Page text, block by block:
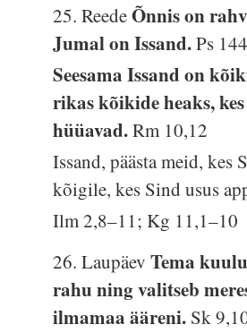
25. ReedeÕnnis on
Jumal on Issand.Ps
Seesama Issand on
rikas kõikide heaks,
hüüavad.Rm 10,12
Issand, päästa meid, kes
kõigile, kes Sind usus
Ilm 2,8–11; Kg 11,1–10
26. LaupäevTema
rahu ning valitseb
ilmamaa ääreni. Sk